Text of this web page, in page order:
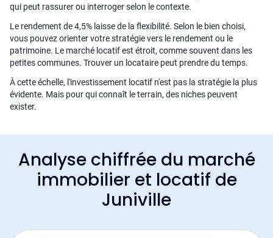
qui peut rassurer ou interroger selon le contexte.
Le rendement de 4,5% laisse de la flexibilité. Selon le bien choisi,
vous pouvez orienter votre stratégie vers le rendement ou le
patrimoine. Le marché locatif est étroit, comme souvent dans les
petites communes. Trouver un locataire peut prendre du temps.
À cette échelle, l'investissement locatif n'est pas la stratégie la plus
évidente. Mais pour qui connaît le terrain, des niches peuvent
exister.
Analyse chiffrée du marché
immobilier et locatif de
Juniville